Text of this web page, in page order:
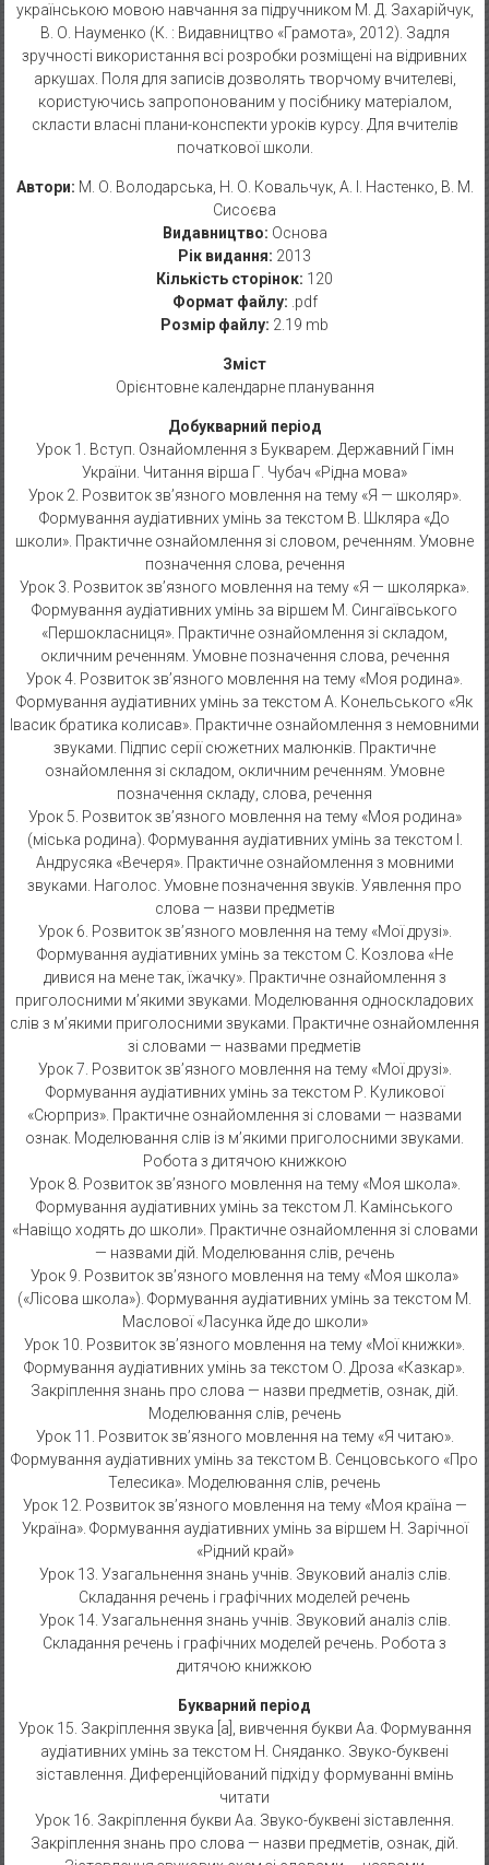
українською мовою навчання за підручником М. Д. Захарійчук,
В. О. Науменко (К. : Видавництво «Грамота», 2012). Задля
зручності використання всі розробки розміщені на відривних
аркушах. Поля для записів дозволять творчому вчителеві,
користуючись запропонованим у посібнику матеріалом,
скласти власні плани-конспекти уроків курсу. Для вчителів
початкової школи.
Автори: М. О. Володарська, Н. О. Ковальчук, А. І. Настенко, В. М.
Сисоєва
Видавництво: Основа
Рік видання: 2013
Кількість сторінок: 120
Формат файлу: .pdf
Розмір файлу: 2.19 mb
Зміст
Орієнтовне календарне планування
Добукварний період
Урок 1. Вступ. Ознайомлення з Букварем. Державний Гімн
України. Читання вірша Г. Чубач «Рідна мова»
Урок 2. Розвиток зв’язного мовлення на тему «Я — школяр».
Формування аудіативних умінь за текстом В. Шкляра «До
школи». Практичне ознайомлення зі словом, реченням. Умовне
позначення слова, речення
Урок 3. Розвиток зв’язного мовлення на тему «Я — школярка».
Формування аудіативних умінь за віршем М. Сингаївського
«Першокласниця». Практичне ознайомлення зі складом,
окличним реченням. Умовне позначення слова, речення
Урок 4. Розвиток зв’язного мовлення на тему «Моя родина».
Формування аудіативних умінь за текстом А. Конельського «Як
Івасик братика колисав». Практичне ознайомлення з немовними
звуками. Підпис серії сюжетних малюнків. Практичне
ознайомлення зі складом, окличним реченням. Умовне
позначення складу, слова, речення
Урок 5. Розвиток зв’язного мовлення на тему «Моя родина»
(міська родина). Формування аудіативних умінь за текстом І.
Андрусяка «Вечеря». Практичне ознайомлення з мовними
звуками. Наголос. Умовне позначення звуків. Уявлення про
слова — назви предметів
Урок 6. Розвиток зв’язного мовлення на тему «Мої друзі».
Формування аудіативних умінь за текстом С. Козлова «Не
дивися на мене так, їжачку». Практичне ознайомлення з
приголосними м’якими звуками. Моделювання односкладових
слів з м’якими приголосними звуками. Практичне ознайомлення
зі словами — назвами предметів
Урок 7. Розвиток зв’язного мовлення на тему «Мої друзі».
Формування аудіативних умінь за текстом Р. Куликової
«Сюрприз». Практичне ознайомлення зі словами — назвами
ознак. Моделювання слів із м’якими приголосними звуками.
Робота з дитячою книжкою
Урок 8. Розвиток зв’язного мовлення на тему «Моя школа».
Формування аудіативних умінь за текстом Л. Камінського
«Навіщо ходять до школи». Практичне ознайомлення зі словами
— назвами дій. Моделювання слів, речень
Урок 9. Розвиток зв’язного мовлення на тему «Моя школа»
(«Лісова школа»). Формування аудіативних умінь за текстом М.
Маслової «Ласунка йде до школи»
Урок 10. Розвиток зв’язного мовлення на тему «Мої книжки».
Формування аудіативних умінь за текстом О. Дроза «Казкар».
Закріплення знань про слова — назви предметів, ознак, дій.
Моделювання слів, речень
Урок 11. Розвиток зв’язного мовлення на тему «Я читаю».
Формування аудіативних умінь за текстом В. Сенцовського «Про
Телесика». Моделювання слів, речень
Урок 12. Розвиток зв’язного мовлення на тему «Моя країна —
Україна». Формування аудіативних умінь за віршем Н. Зарічної
«Рідний край»
Урок 13. Узагальнення знань учнів. Звуковий аналіз слів.
Складання речень і графічних моделей речень
Урок 14. Узагальнення знань учнів. Звуковий аналіз слів.
Складання речень і графічних моделей речень. Робота з
дитячою книжкою
Букварний період
Урок 15. Закріплення звука [а], вивчення букви Аа. Формування
аудіативних умінь за текстом Н. Сняданко. Звуко-буквені
зіставлення. Диференційований підхід у формуванні вмінь
читати
Урок 16. Закріплення букви Аа. Звуко-буквені зіставлення.
Закріплення знань про слова — назви предметів, ознак, дій.